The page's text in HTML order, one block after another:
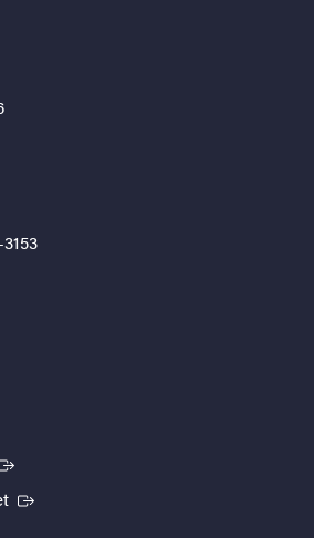
länk)
länk)
(Extern länk)